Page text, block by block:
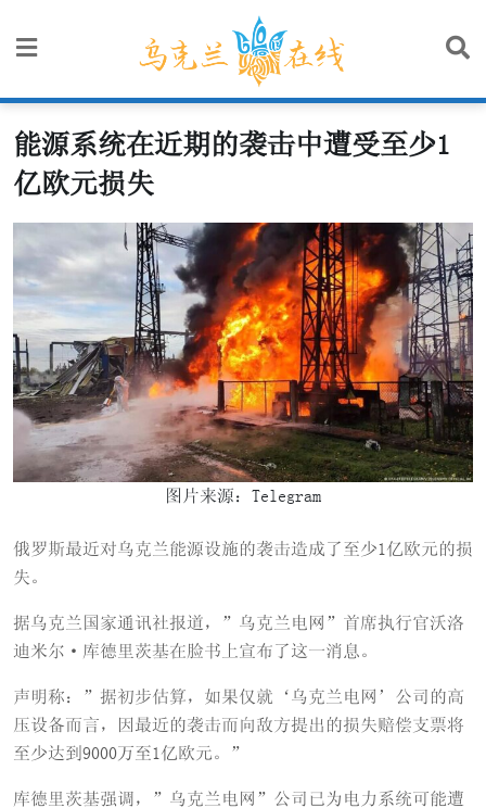
能源系统在近期的袭击中遭受至少1
亿欧元损失
图片来源：Telegram
俄罗斯最近对乌克兰能源设施的袭击造成了至少1亿欧元的损
失。
据乌克兰国家通讯社报道，”乌克兰电网”首席执行官沃洛
迪米尔·库德里茨基在脸书上宣布了这一消息。
声明称：”据初步估算，如果仅就‘乌克兰电网’公司的高
压设备而言，因最近的袭击而向敌方提出的损失赔偿支票将
至少达到9000万至1亿欧元。”
库德里茨基强调，”乌克兰电网”公司已为电力系统可能遭